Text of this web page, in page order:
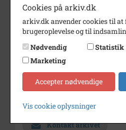
Årstal
Fotograf
Ukendt
Type
Enhed
Ørslev
Arkiv
Kontakt arkivet
Cookies på arkiv.dk
arkiv.dk anvender cookies til at
brugeroplevelse og til
Nødvendig
Statistik
Marketing
Accepter nødvendige
Vis cookie oplysninger